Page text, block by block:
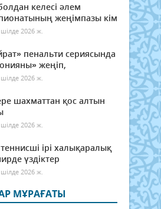
келесі әлем
жеңімпазы кім
2026 ж.
пенальти сериясында
жеңіп,
2026 ж.
шахматтан қос алтын
2026 ж.
ірі халықаралық
үздіктер
2026 ж.
МҰРАҒАТЫ